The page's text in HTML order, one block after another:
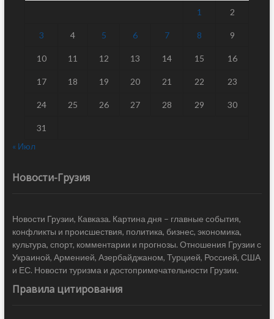
1 2
3 4 5 6 7 8 9
10 11 12 13 14 15 16
17 18 19 20 21 22 23
24 25 26 27 28 29 30
31
« Июл
Новости-Грузия
Новости Грузии, Кавказа. Картина дня – главные события,
конфликты и происшествия, политика, бизнес, экономика,
культура, спорт, комментарии и прогнозы. Отношения Грузии с
Украиной, Арменией, Азербайджаном, Турцией, Россией, США
и ЕС. Новости туризма и достопримечательности Грузии.
Правила цитирования